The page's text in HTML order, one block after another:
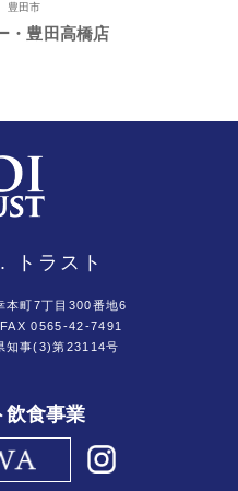
豊田市
・豊田高橋店
トラスト
町7丁目300番地6
0565-42-7491
知事(3)第23114号
飲食事業